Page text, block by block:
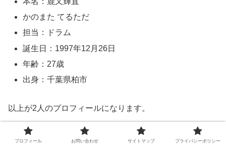
かのまた てるただ
担当：ドラム
誕生日：1997年12月26日
年齢：27歳
出身：千葉県柏市
以上が2人のプロフィールになります。
This is LASTメンバーの大学や高校、中学、小学
プロフィール お問い合わせ サイトマップ プライバシーポリシー